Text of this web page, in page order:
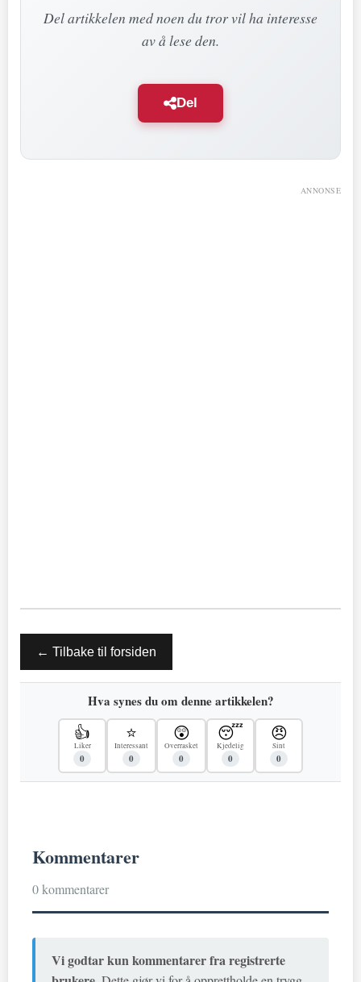
Del artikkelen med noen du tror vil ha interesse
av å lese den.
Del
ANNONSE
← Tilbake til forsiden
Hva synes du om denne artikkelen?
👍
Liker
0
⭐
Interessant
0
😲
Overrasket
0
😴
Kjedelig
0
😠
Sint
0
Kommentarer
0 kommentarer
Vi godtar kun kommentarer fra registrerte